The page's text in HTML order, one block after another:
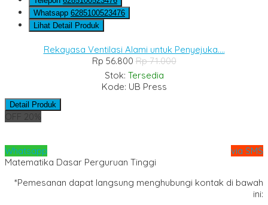
Whatsapp 6285100523476
Lihat Detail Produk
Rekayasa Ventilasi Alami untuk Penyejuka....
Rp 56.800Rp 71.000
Stok: Tersedia
Kode: UB Press
Detail Produk
OFF 20%
Whatsapp
via SMS
Matematika Dasar Perguruan Tinggi
*Pemesanan dapat langsung menghubungi kontak di bawah
ini: